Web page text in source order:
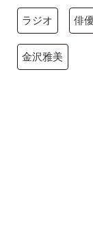
ラジオ 俳
金沢雅美